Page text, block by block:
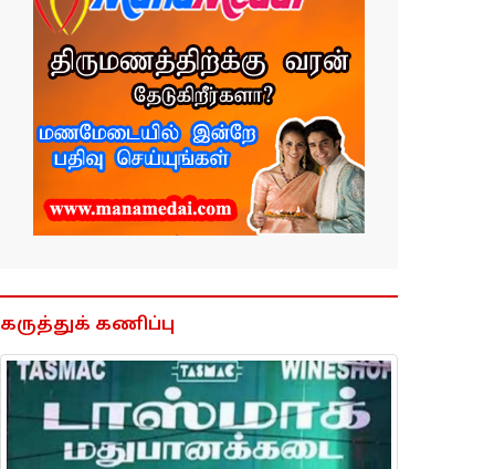
கருத்துக் கணிப்பு